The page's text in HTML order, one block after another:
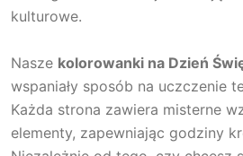
kulturowe.
Nasze kolorowanki na Dzień
wspaniały sposób na uczczenie
Każda strona zawiera misterne
elementy, zapewniając godziny